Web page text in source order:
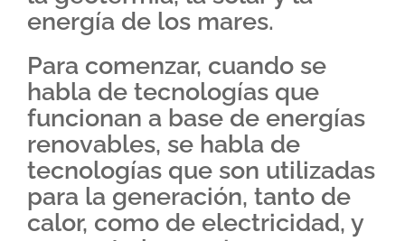
energía de los mares.
Para comenzar, cuando se
habla de tecnologías que
funcionan a base de energías
renovables, se habla de
tecnologías que son utilizadas
para la generación, tanto de
calor, como de electricidad, y